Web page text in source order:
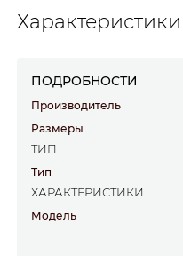
Характеристики
ПОДРОБНОСТИ
Производитель
Размеры
ТИП
Тип
ХАРАКТЕРИСТИКИ
Модель